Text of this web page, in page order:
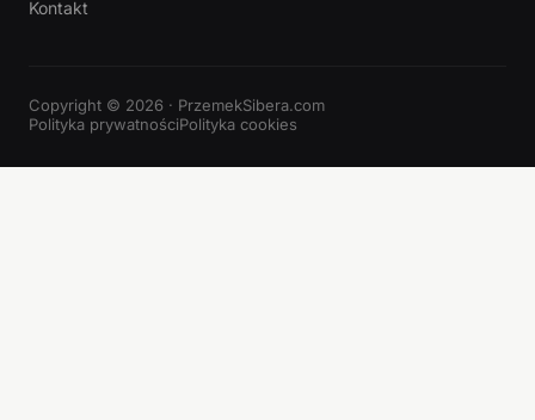
Kontakt
Copyright © 2026 · PrzemekSibera.com
Polityka prywatnościPolityka cookies